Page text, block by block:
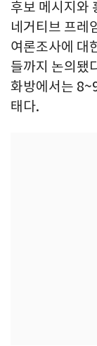
후보 메시지와
네거티브 프레
여론조사에 대
들까지 논의됐
화방에서는
태다.